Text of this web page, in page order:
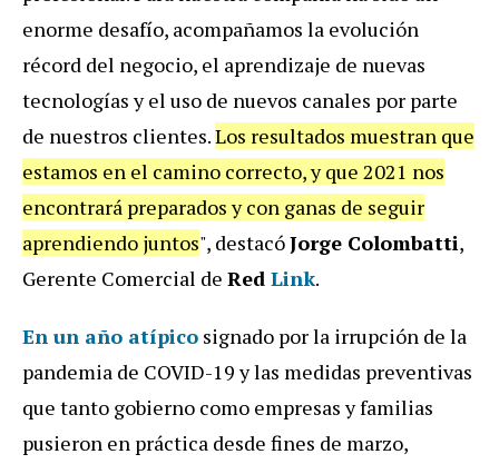
enorme desafío, acompañamos la evolución
récord del negocio, el aprendizaje de nuevas
tecnologías y el uso de nuevos canales por parte
de nuestros clientes.Los resultados muestran que
estamos en el camino correcto, y que 2021 nos
encontrará preparados y con ganas de seguir
aprendiendo juntos", destacóJorge Colombatti,
Gerente Comercial de Red Link.
En un año atípico signado por la irrupción de la
pandemia de COVID-19 y las medidas preventivas
que tanto gobierno como empresas y familias
pusieron en práctica desde fines de marzo,